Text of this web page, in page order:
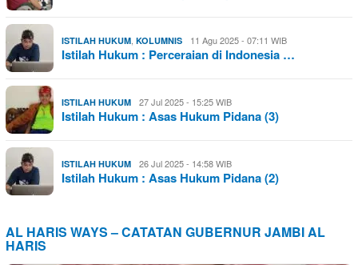
ISTILAH HUKUM, KOLUMNIS 11 Agu 2025 - 07:11 WIB
Istilah Hukum : Perceraian di Indonesia …
ISTILAH HUKUM 27 Jul 2025 - 15:25 WIB
Istilah Hukum : Asas Hukum Pidana (3)
ISTILAH HUKUM 26 Jul 2025 - 14:58 WIB
Istilah Hukum : Asas Hukum Pidana (2)
AL HARIS WAYS – CATATAN GUBERNUR JAMBI AL
HARIS